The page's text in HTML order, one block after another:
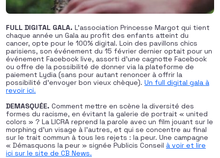
FULL DIGITAL GALA. L’association Princesse Margot qui tient
chaque année un Gala au profit des enfants atteint du
cancer, opte pour le 100% digital. Loin des pavillons chics
parisiens, son événement du 15 février dernier optait pour un
événement Facebook live, assorti d’une cagnotte Facebook
ou offre de la possibilité de donner via la plateforme de
paiement Lydia (sans pour autant renoncer à offrir la
possibilité d’envoyer bon vieux chèque). Un full digital gala à
revoir ici.
DEMASQUÉE. Comment mettre en scène la diversité des
formes du racisme, en évitant la galerie de portrait « united
colors » ? La LICRA reprend la parole avec un film jouant sur le
morphing d’un visage à l’autres, et qui se concentre au final
sur le trait commun à tous les rejets : la peur. Une campagne
« Démasquons la peur » signée Publicis Conseil à voir et lire
ici sur le site de CB News.